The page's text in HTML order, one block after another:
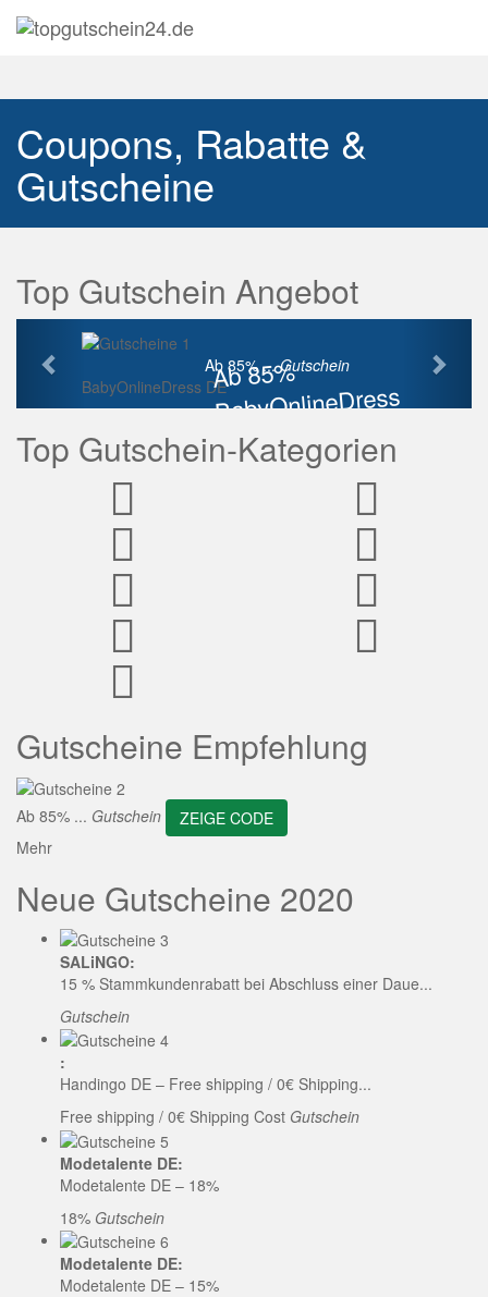
Coupons, Rabatte &
Gutscheine
Top Gutschein Angebot
Ab 85%
BabyOnlineDress
Rabatt
Ab 85% ...Gutschein
BabyOnlineDress DE
Vorherige
Top Gutschein-Kategorien
Gutscheine Empfehlung
Ab 85% ... Gutschein
ZEIGE CODE
Mehr
Neue Gutscheine 2020
SALiNGO:
15 % Stammkundenrabatt bei Abschluss einer Daue...
Gutschein
:
Handingo DE – Free shipping / 0€ Shipping...
Free shipping / 0€ Shipping Cost Gutschein
Modetalente DE:
Modetalente DE – 18%
18% Gutschein
Modetalente DE:
Modetalente DE – 15%